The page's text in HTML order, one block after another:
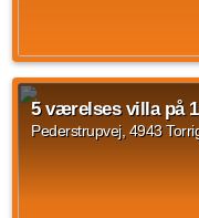
4 værelses villa på
Husleje er på 9.850 kr.
4 vær.
5 værelses villa på
Pederstrupvej, 4943